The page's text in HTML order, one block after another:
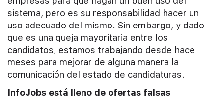
sistema, pero es su responsabilidad hacer un
uso adecuado del mismo. Sin embargo, y dado
que es una queja mayoritaria entre los
candidatos, estamos trabajando desde hace
meses para mejorar de alguna manera la
comunicación del estado de candidaturas.
InfoJobs está lleno de ofertas falsas